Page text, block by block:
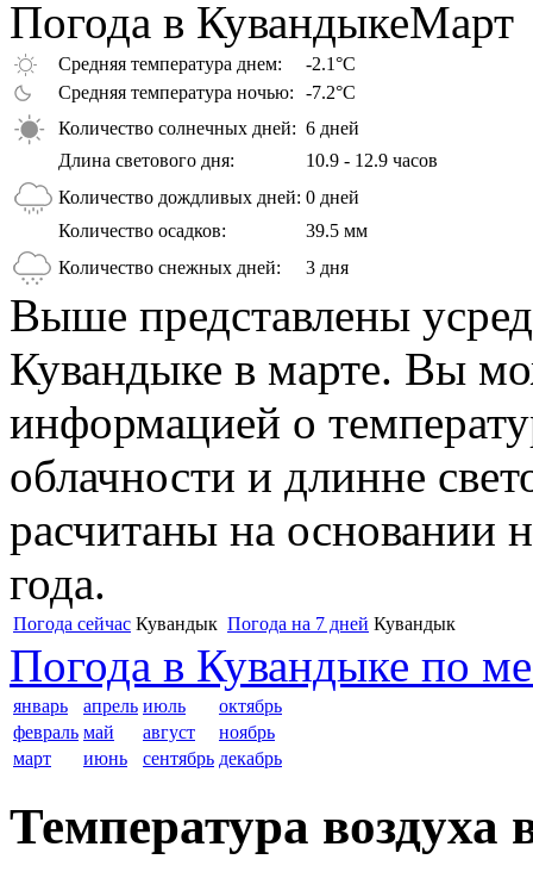
Погода в КувандыкеМарт
Средняя температура днем:
-2.1°C
Средняя температура ночью:
-7.2°C
Количество солнечных дней: 6 дней
Длина светового дня:
10.9 - 12.9 часов
Количество дождливых дней: 0 дней
Количество осадков:
39.5 мм
Количество снежных дней:
3 дня
Выше представлены
Кувандыке в марте. Вы
информацией о
облачности и длинне
расчитаны на основании
года.
Погода сейчас Кувандык Погода на 7 дней Кувандык
Погода в Кувандыке по
январь апрель июль
октябрь
февраль май август
ноябрь
март
июнь сентябрь декабрь
Температура воздуха